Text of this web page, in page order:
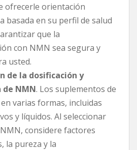
ofrecerle orientación
basada en su perfil de salud
que la
con NMN sea segura y
usted.
de la dosificación y
NMN. Los suplementos de
varias formas, incluidas
y líquidos. Al seleccionar
considere factores
la pureza y la